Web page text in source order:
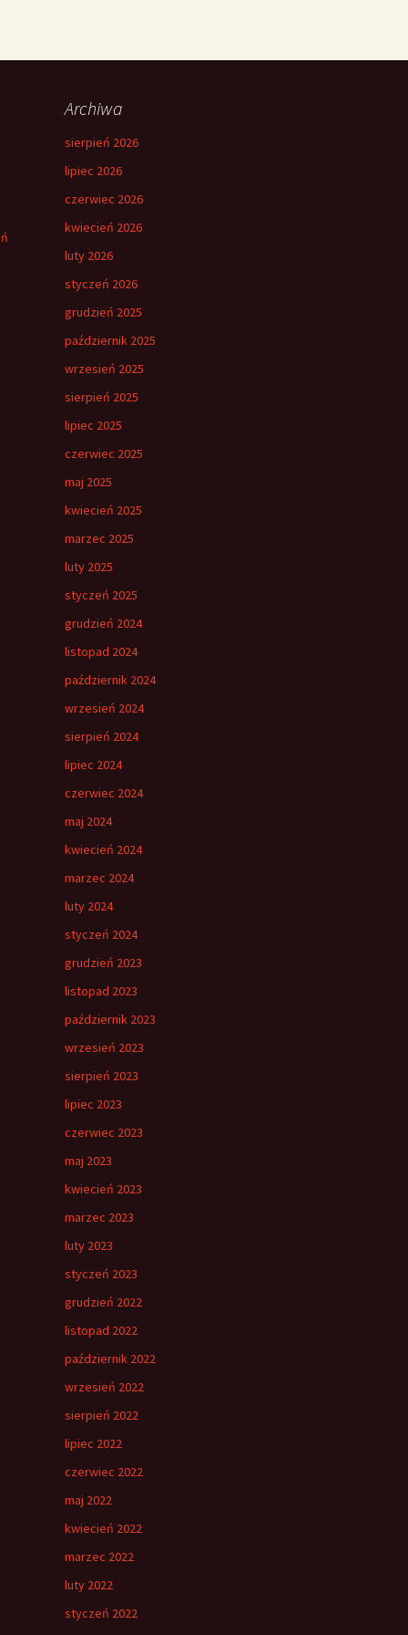
Archiwa
sierpień 2026
lipiec 2026
czerwiec 2026
kwiecień 2026
luty 2026
styczeń 2026
grudzień 2025
październik 2025
wrzesień 2025
sierpień 2025
lipiec 2025
czerwiec 2025
maj 2025
kwiecień 2025
marzec 2025
luty 2025
styczeń 2025
grudzień 2024
listopad 2024
październik 2024
wrzesień 2024
sierpień 2024
lipiec 2024
czerwiec 2024
maj 2024
kwiecień 2024
marzec 2024
luty 2024
styczeń 2024
grudzień 2023
listopad 2023
październik 2023
wrzesień 2023
sierpień 2023
lipiec 2023
czerwiec 2023
maj 2023
kwiecień 2023
marzec 2023
luty 2023
styczeń 2023
grudzień 2022
listopad 2022
październik 2022
wrzesień 2022
sierpień 2022
lipiec 2022
czerwiec 2022
maj 2022
kwiecień 2022
marzec 2022
luty 2022
styczeń 2022